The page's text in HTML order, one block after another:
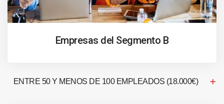
Empresas del Segmento B
ENTRE 50 Y MENOS DE 100 EMPLEADOS (18.000€)